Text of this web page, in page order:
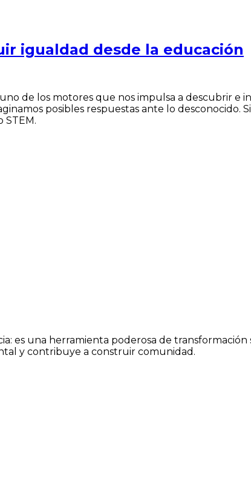
igualdad desde la educación
uno de los motores que nos impulsa a descubrir
posibles respuestas ante lo
STEM.
es una herramienta poderosa de
y contribuye a construir comunidad.